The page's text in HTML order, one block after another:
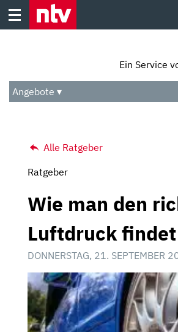
Skip
Wetter
Ein Service
Angebote ▾
Alle Ratgeber
Ratgeber
Wie man den
Luftdruck findet
DONNERSTAG, 21. SEPTEMBER